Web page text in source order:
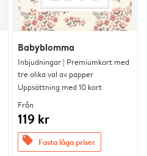
Babyblomma
Inbjudningar | Premiumkort med
tre olika val av papper
Uppsättning med 10 kort
Från
119 kr
offers Fasta låga priser